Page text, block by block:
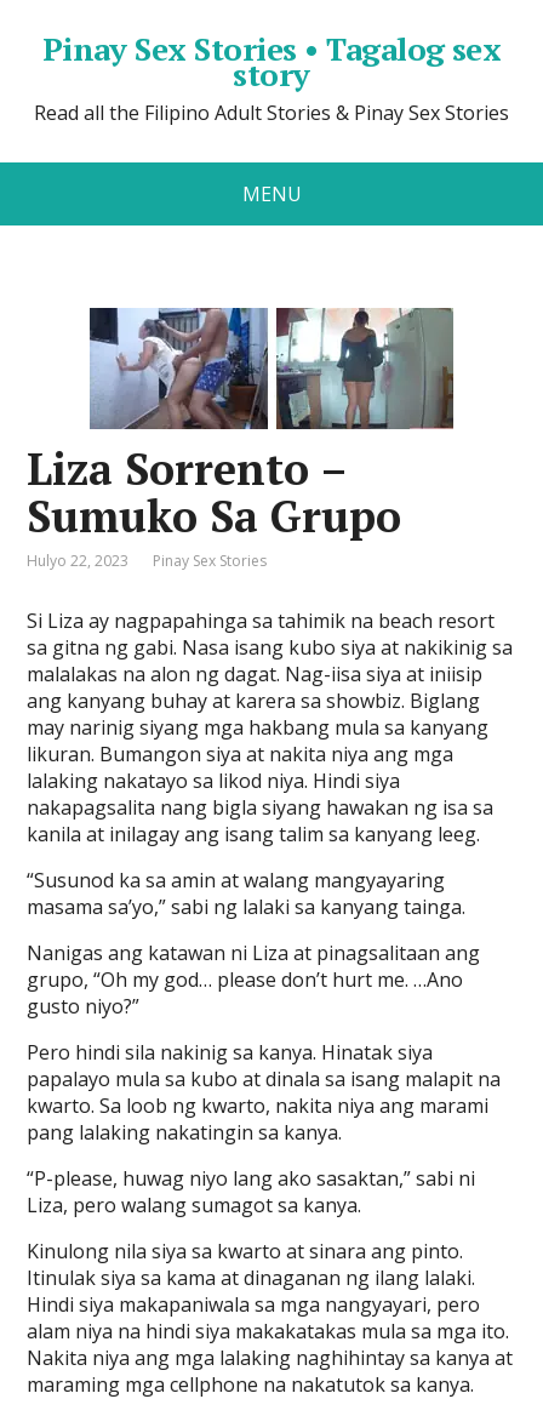
Pinay Sex Stories • Tagalog sex
story
Read all the Filipino Adult Stories & Pinay Sex Stories
MENU
Liza Sorrento –
Sumuko Sa Grupo
Hulyo 22, 2023 Pinay Sex Stories
Si Liza ay nagpapahinga sa tahimik na beach resort
sa gitna ng gabi. Nasa isang kubo siya at nakikinig sa
malalakas na alon ng dagat. Nag-iisa siya at iniisip
ang kanyang buhay at karera sa showbiz. Biglang
may narinig siyang mga hakbang mula sa kanyang
likuran. Bumangon siya at nakita niya ang mga
lalaking nakatayo sa likod niya. Hindi siya
nakapagsalita nang bigla siyang hawakan ng isa sa
kanila at inilagay ang isang talim sa kanyang leeg.
“Susunod ka sa amin at walang mangyayaring
masama sa’yo,” sabi ng lalaki sa kanyang tainga.
Nanigas ang katawan ni Liza at pinagsalitaan ang
grupo, “Oh my god… please don’t hurt me. …Ano
gusto niyo?”
Pero hindi sila nakinig sa kanya. Hinatak siya
papalayo mula sa kubo at dinala sa isang malapit na
kwarto. Sa loob ng kwarto, nakita niya ang marami
pang lalaking nakatingin sa kanya.
“P-please, huwag niyo lang ako sasaktan,” sabi ni
Liza, pero walang sumagot sa kanya.
Kinulong nila siya sa kwarto at sinara ang pinto.
Itinulak siya sa kama at dinaganan ng ilang lalaki.
Hindi siya makapaniwala sa mga nangyayari, pero
alam niya na hindi siya makakatakas mula sa mga ito.
Nakita niya ang mga lalaking naghihintay sa kanya at
maraming mga cellphone na nakatutok sa kanya.